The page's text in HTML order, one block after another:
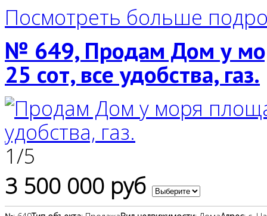
Посмотреть больше
№ 649, Продам Дом у
25 сот, все удобства, газ.
1/5
3 500 000 руб